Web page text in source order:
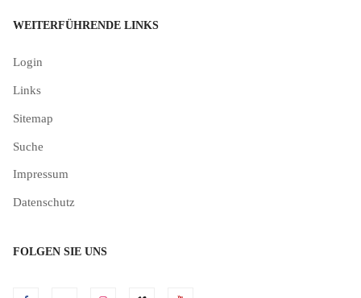
WEITERFÜHRENDE LINKS
Login
Links
Sitemap
Suche
Impressum
Datenschutz
FOLGEN SIE UNS